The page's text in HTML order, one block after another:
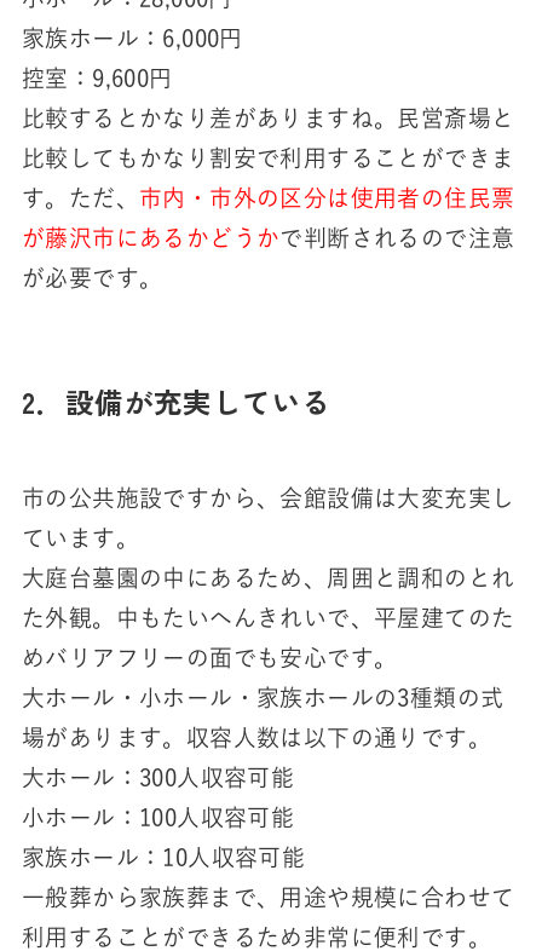
家族ホール：6,000円
控室：9,600円
比較するとかなり差がありますね。民営斎場と
比較してもかなり割安で利用することができま
す。ただ、 市内・市外の区分は使用者の住民票
が藤沢市にあるかどうかで判断されるので注意
が必要です。
2．設備が充実している
市の公共施設ですから、会館設備は大変充実し
ています。
大庭台墓園の中にあるため、周囲と調和のとれ
た外観。中もたいへんきれいで、平屋建てのた
めバリアフリーの面でも安心です。
大ホール・小ホール・家族ホールの3種類の式
場があります。収容人数は以下の通りです。
大ホール：300人収容可能
小ホール：100人収容可能
家族ホール：10人収容可能
一般葬から家族葬まで、用途や規模に合わせて
利用することができるため非常に便利です。